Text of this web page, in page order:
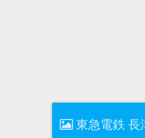
東急電鉄 長